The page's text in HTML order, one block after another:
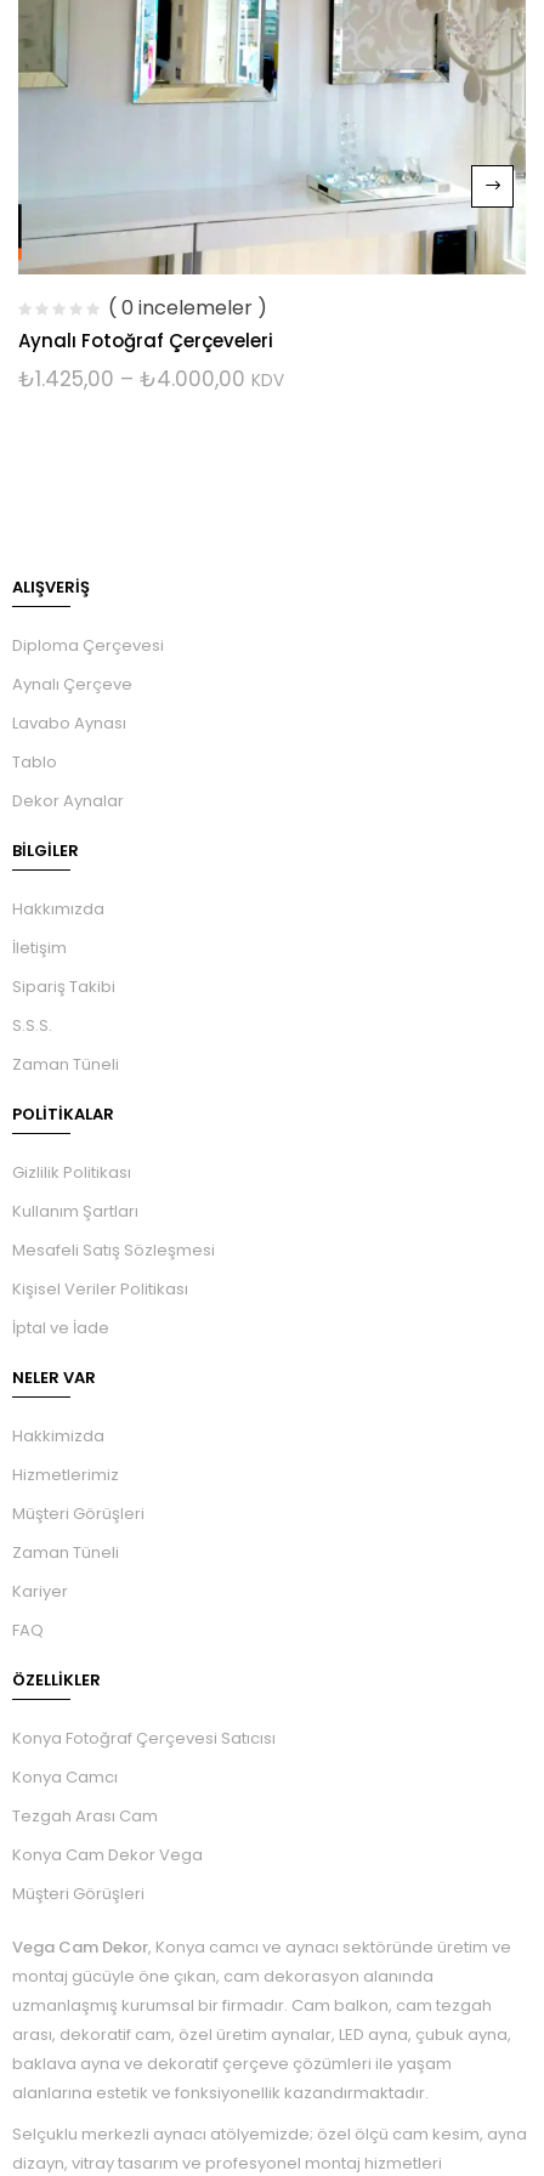
( 0 incelemeler )
Aynalı Fotoğraf Çerçeveleri
₺1.425,00 – ₺4.000,00 KDV
ALIŞVERİŞ
Diploma Çerçevesi
Aynalı Çerçeve
Lavabo Aynası
Tablo
Dekor Aynalar
BILGILER
Hakkımızda
İletişim
Sipariş Takibi
S.S.S.
Zaman Tüneli
POLİTİKALAR
Gizlilik Politikası
Kullanım Şartları
Mesafeli Satış Sözleşmesi
Kişisel Veriler Politikası
İptal ve İade
NELER VAR
Hakkimizda
Hizmetlerimiz
Müşteri Görüşleri
Zaman Tüneli
Kariyer
FAQ
ÖZELLIKLER
Konya Fotoğraf Çerçevesi Satıcısı
Konya Camcı
Tezgah Arası Cam
Konya Cam Dekor Vega
Müşteri Görüşleri
Vega Cam Dekor, Konya camcı ve aynacı sektöründe üretim ve
montaj gücüyle öne çıkan, cam dekorasyon alanında
uzmanlaşmış kurumsal bir firmadır. Cam balkon, cam tezgah
arası, dekoratif cam, özel üretim aynalar, LED ayna, çubuk ayna,
baklava ayna ve dekoratif çerçeve çözümleri ile yaşam
alanlarına estetik ve fonksiyonellik kazandırmaktadır.
Selçuklu merkezli aynacı atölyemizde; özel ölçü cam kesim, ayna
dizayn, vitray tasarım ve profesyonel montaj hizmetleri